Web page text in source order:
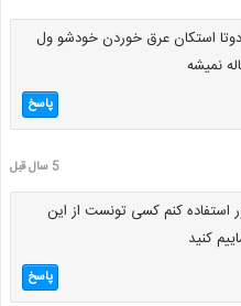
دوتا استکان عرق خوردن خودشو ول
پاسخ
5 سال قبل
کنم کسی تونست از این
کنید
پاسخ